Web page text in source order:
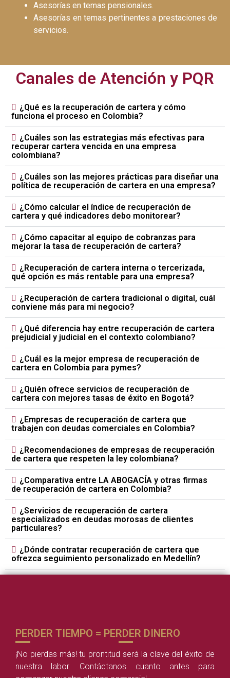
Asesorías en temas pensionales.
Asesorías en temas pertinentes a prestaciones de
servicios.
Canales de Atención y PQR
¿Qué es la recuperación de cartera y cómo
funciona el proceso en Colombia?
¿Cuáles son las estrategias más efectivas para
recuperar cartera vencida en una empresa
colombiana?
¿Cuáles son las mejores prácticas para diseñar una
política de recuperación de cartera en una empresa?
¿Cómo calcular el índice de recuperación de
cartera y qué indicadores debo monitorear?
¿Cómo capacitar al equipo de cobranzas para
mejorar la tasa de recuperación de cartera?
¿Recuperación de cartera interna o tercerizada,
qué opción es más rentable para una empresa?
¿Recuperación de cartera tradicional o digital, cuál
conviene más para mi negocio?
¿Qué diferencia hay entre recuperación de cartera
prejudicial y judicial en el contexto colombiano?
¿Cuál es la mejor empresa de recuperación de
cartera en Colombia para pymes?
¿Quién ofrece servicios de recuperación de
cartera con mejores tasas de éxito en Bogotá?
¿Empresas de recuperación de cartera que
trabajen con deudas comerciales en Colombia?
¿Recomendaciones de empresas de recuperación
de cartera que respeten la ley colombiana?
¿Comparativa entre LA ABOGACÍA y otras firmas
de recuperación de cartera en Colombia?
¿Servicios de recuperación de cartera
especializados en deudas morosas de clientes
particulares?
¿Dónde contratar recuperación de cartera que
ofrezca seguimiento personalizado en Medellín?
PERDER TIEMPO = PERDER DINERO
¡No pierdas más! tu prontitud será la clave del éxito de
nuestra labor. Contáctanos cuanto antes para